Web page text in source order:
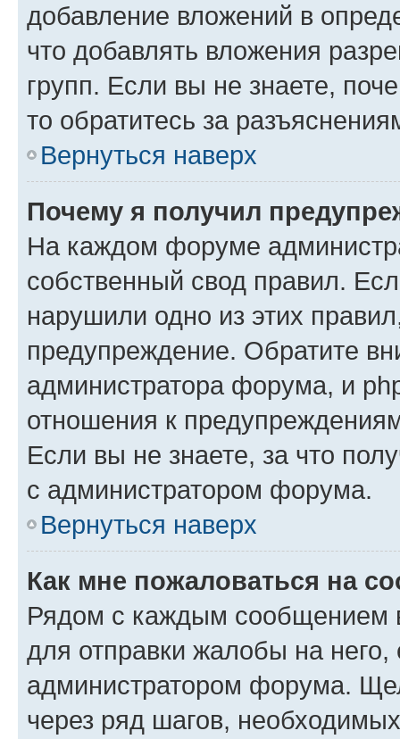
добавление вложений в
что добавлять вложения
групп. Если вы не знаете,
то обратитесь за
Вернуться наверх
Почему я получил
На каждом форуме
собственный свод правил.
нарушили одно из этих
предупреждение. Обратите
администратора форума, и
отношения к
Если вы не знаете, за что
с администратором форума.
Вернуться наверх
Как мне пожаловаться на
Рядом с каждым сообщением
для отправки жалобы на
администратором форума.
через ряд шагов,